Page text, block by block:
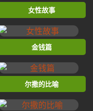
女性故事
金钱篇
尔撒的比喻